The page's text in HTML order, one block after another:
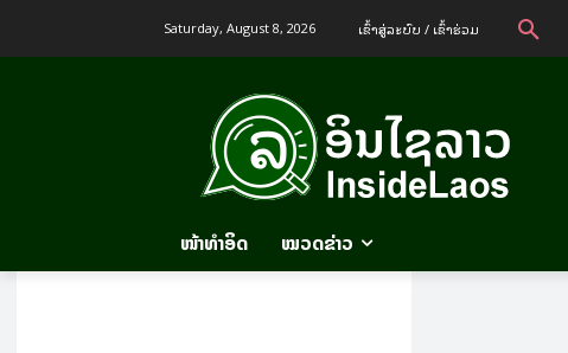
Saturday, August 8, 2026 ເຂົ້າ​ສູ່​ລະ​ບົບ / ເຂົ້າ​ຮ່ວມ
ໜ້າທຳອິດ ໝວດຂ່າວ